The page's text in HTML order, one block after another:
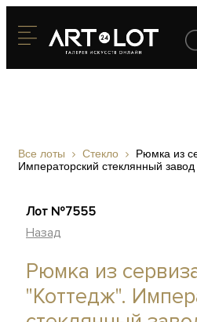
Все лоты Стекло
Рюмка из
Императорский стеклянный завод
Лот №7555
Назад
Рюмка из
"Коттедж".